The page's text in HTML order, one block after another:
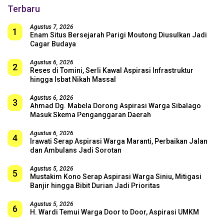
Terbaru
1 Agustus 7, 2026
Enam Situs Bersejarah Parigi Moutong Diusulkan Jadi
Cagar Budaya
2 Agustus 6, 2026
Reses di Tomini, Serli Kawal Aspirasi Infrastruktur
hingga Isbat Nikah Massal
3 Agustus 6, 2026
Ahmad Dg. Mabela Dorong Aspirasi Warga Sibalago
Masuk Skema Penganggaran Daerah
4 Agustus 6, 2026
Irawati Serap Aspirasi Warga Maranti, Perbaikan Jalan
dan Ambulans Jadi Sorotan
5 Agustus 5, 2026
Mustakim Kono Serap Aspirasi Warga Siniu, Mitigasi
Banjir hingga Bibit Durian Jadi Prioritas
6 Agustus 5, 2026
H. Wardi Temui Warga Door to Door, Aspirasi UMKM